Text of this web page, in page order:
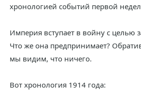
хронологией событий первой
Империя вступает в войну с целью
Что же она предпринимает?
мы видим, что ничего.
Вот хронология 1914 года: